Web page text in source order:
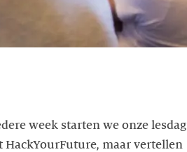
week starten we onze lesdag
maar vertellen